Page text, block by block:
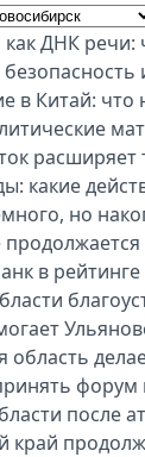
ДНК речи:
в Китай: что
какие
но
в
область
после
край